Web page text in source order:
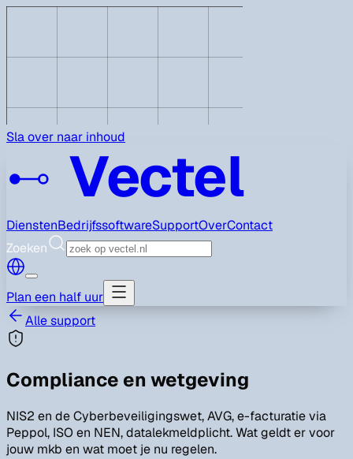
Sla over naar inhoud
Vectel
DienstenBedrijfssoftwareSupportOverContact
Zoeken
Plan een half uur
Alle support
Compliance en wetgeving
NIS2 en de Cyberbeveiligingswet, AVG, e-facturatie via
Peppol, ISO en NEN, datalekmeldplicht. Wat geldt er voor
jouw mkb en wat moet je nu regelen.